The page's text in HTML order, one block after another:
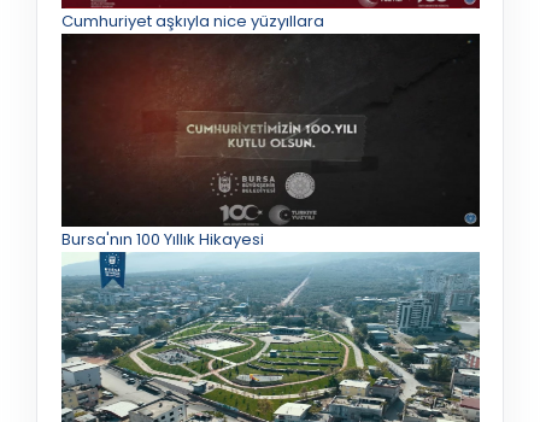
Cumhuriyet aşkıyla nice yüzyıllara
Bursa'nın 100 Yıllık Hikayesi